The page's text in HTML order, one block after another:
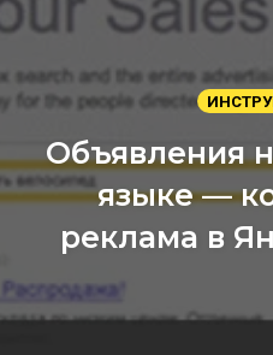
Объявления
языке —
реклама в